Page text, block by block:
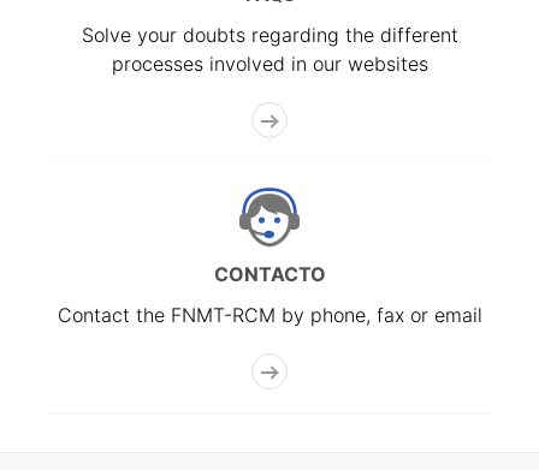
Solve your doubts regarding the different
processes involved in our websites
CONTACTO
Contact the FNMT-RCM by phone, fax or email